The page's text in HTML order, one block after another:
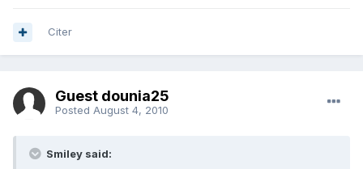
Citer
Guest dounia25
Posted August 4, 2010
Smiley said: